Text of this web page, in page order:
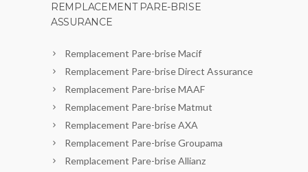
REMPLACEMENT PARE-BRISE
ASSURANCE
Remplacement Pare-brise Macif
Remplacement Pare-brise Direct Assurance
Remplacement Pare-brise MAAF
Remplacement Pare-brise Matmut
Remplacement Pare-brise AXA
Remplacement Pare-brise Groupama
Remplacement Pare-brise Allianz